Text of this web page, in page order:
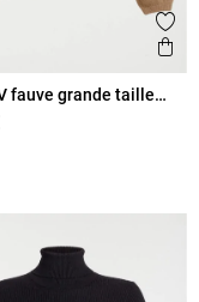
fauve grande taille